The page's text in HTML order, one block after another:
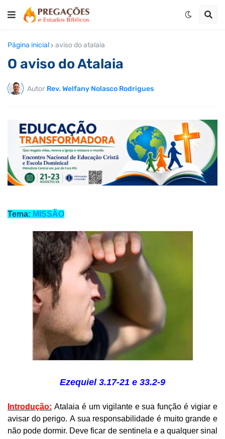
Página inicial aviso do atalaia
O aviso do Atalaia
Autor Rev. Welfany Nolasco Rodrigues
Tema: MISSÃO
Ezequiel 3.17-21 e 33.2-9
Introdução: Atalaia é um vigilante e sua função é vigiar e
avisar do perigo. A sua responsabilidade é muito grande e
não pode dormir. Deve ficar de sentinela e a qualquer sinal